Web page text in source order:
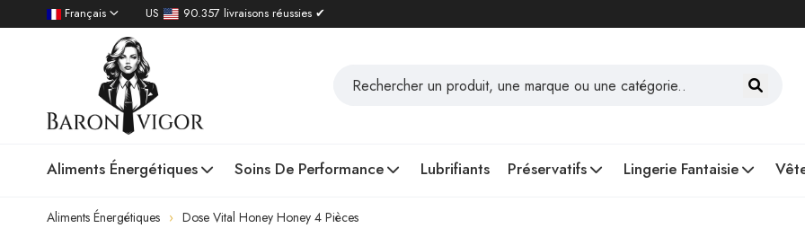
Français US 90.357 livraisons réussies ✔
Aliments Énergétiques Soins De Performance Lubrifiants Préservatifs Lingerie Fantaisie
Aliments Énergétiques Dose Vital Honey Honey 4 Pièces